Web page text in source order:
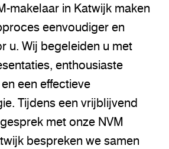
makelaar in Katwijk maken
eenvoudiger en
u. Wij begeleiden u met
enthousiaste
een effectieve
Tijdens een vrijblijvend
met onze NVM
bespreken we samen